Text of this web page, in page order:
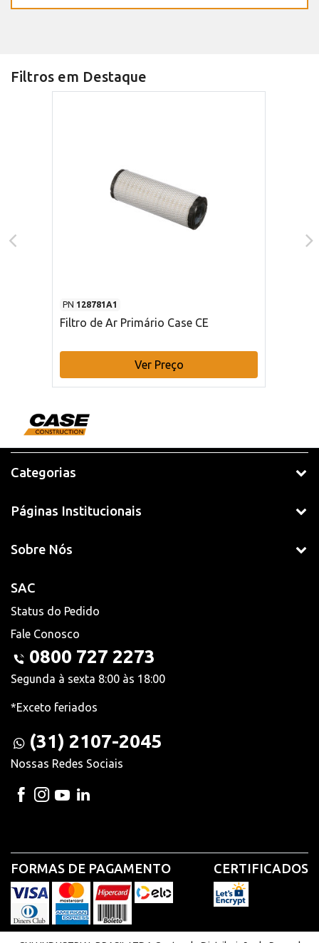
Filtros em Destaque
PN 128781A1
Filtro de Ar Primário Case CE
Ver Preço
Categorias
Páginas Institucionais
Sobre Nós
SAC
Status do Pedido
Fale Conosco
0800 727 2273
Segunda à sexta 8:00 às 18:00
*Exceto feriados
(31) 2107-2045
Nossas Redes Sociais
FORMAS DE PAGAMENTO CERTIFICADOS